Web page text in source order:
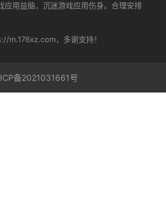
应用益脑，沉迷游戏应用伤身。合理安排
m.176xz.com，多谢支持！
备2021031661号